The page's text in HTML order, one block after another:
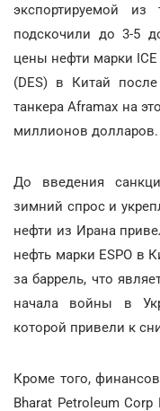
экспортируемой из
подскочили до 3-5
цены нефти марки ICE
(DES) в Китай
танкера Aframax на
миллионов долларов.
До введения
зимний спрос и
нефти из Ирана
нефть марки ESPO в
за баррель, что
начала войны в
которой привели к
Кроме того,
Bharat Petroleum